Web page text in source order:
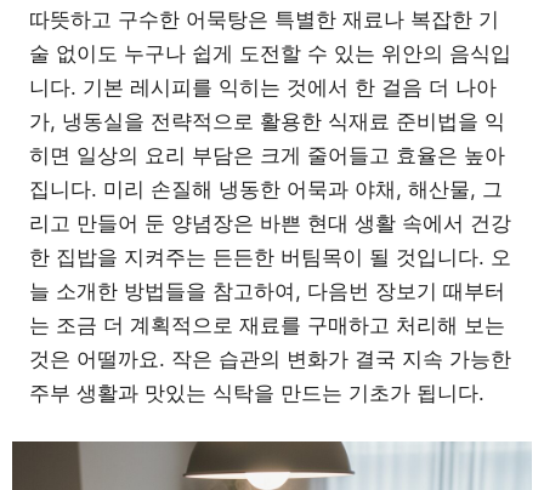
따뜻하고 구수한 어묵탕은 특별한 재료나 복잡한 기
술 없이도 누구나 쉽게 도전할 수 있는 위안의 음식입
니다. 기본 레시피를 익히는 것에서 한 걸음 더 나아
가, 냉동실을 전략적으로 활용한 식재료 준비법을 익
히면 일상의 요리 부담은 크게 줄어들고 효율은 높아
집니다. 미리 손질해 냉동한 어묵과 야채, 해산물, 그
리고 만들어 둔 양념장은 바쁜 현대 생활 속에서 건강
한 집밥을 지켜주는 든든한 버팀목이 될 것입니다. 오
늘 소개한 방법들을 참고하여, 다음번 장보기 때부터
는 조금 더 계획적으로 재료를 구매하고 처리해 보는
것은 어떨까요. 작은 습관의 변화가 결국 지속 가능한
주부 생활과 맛있는 식탁을 만드는 기초가 됩니다.